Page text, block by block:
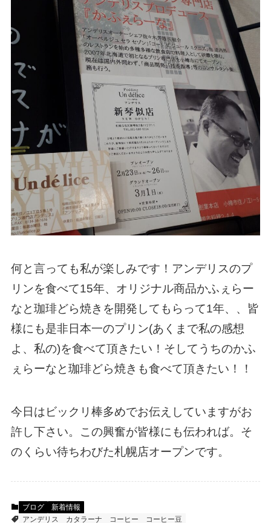
何と言っても私が楽しみです！アンデリスのプ
リンを食べて15年、オリジナル商品かふぇらー
なと珈琲どら焼きを開発してもらって1年、、皆
様にも是非日本一のプリン(あくまで私の感想
よ、私の)を食べて頂きたい！そしてうちのかふ
ぇらーなと珈琲どら焼きも食べて頂きたい！！
今日はビックリ棒多めでお伝えしていますがお
許し下さい。この興奮が皆様にも伝われば。そ
のくらい待ちわびた札幌店オープンです。
ブログ
新着情報
アンデリス
カタラーナ コーヒー コーヒー豆